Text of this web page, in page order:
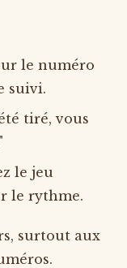
le numéro
suivi.
tiré, vous
le jeu
le rythme.
surtout aux